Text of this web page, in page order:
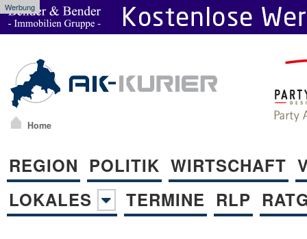
Werbung
Home
REGION POLITIK WIRTSCHAFT
LOKALES
TERMINE RLP